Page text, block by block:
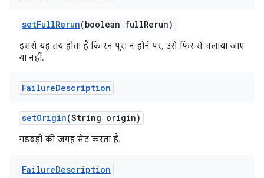
setFullRerun(boolean fullRerun)
इससे यह तय होता है कि रन पूरा न होने पर, उसे फिर से चलाया जाए
या नहीं.
FailureDescription
setOrigin(String origin)
गड़बड़ी की जगह सेट करता है.
FailureDescription